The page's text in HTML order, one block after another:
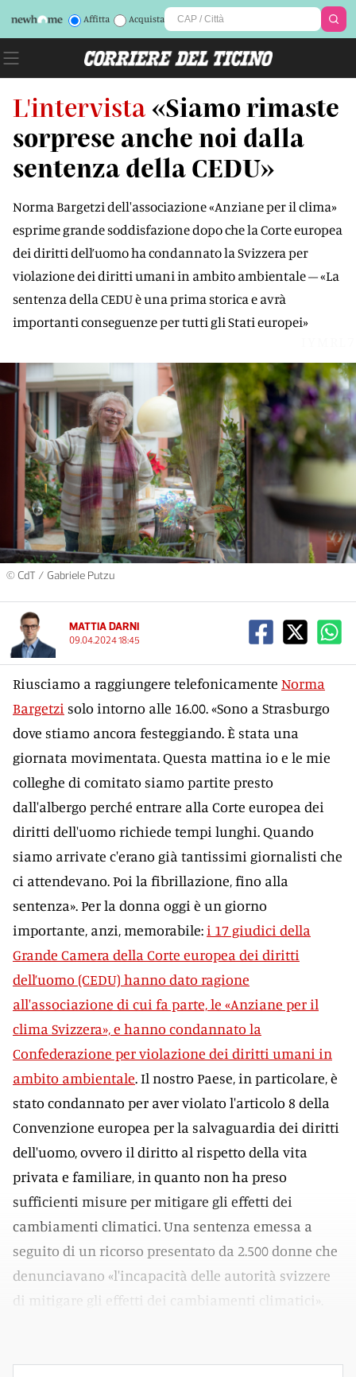
Affitta Acquista
L'intervista «Siamo rimaste
sorprese anche noi dalla
sentenza della CEDU»
Norma Bargetzi dell'associazione «Anziane per il clima»
esprime grande soddisfazione dopo che la Corte europea
dei diritti dell’uomo ha condannato la Svizzera per
violazione dei diritti umani in ambito ambientale – «La
sentenza della CEDU è una prima storica e avrà
importanti conseguenze per tutti gli Stati europei»
© CdT / Gabriele Putzu
MATTIA DARNI
09.04.2024 18:45
Riusciamo a raggiungere telefonicamente Norma
Bargetzi solo intorno alle 16.00. «Sono a Strasburgo
dove stiamo ancora festeggiando. È stata una
giornata movimentata. Questa mattina io e le mie
colleghe di comitato siamo partite presto
dall'albergo perché entrare alla Corte europea dei
diritti dell'uomo richiede tempi lunghi. Quando
siamo arrivate c'erano già tantissimi giornalisti che
ci attendevano. Poi la fibrillazione, fino alla
sentenza». Per la donna oggi è un giorno
importante, anzi, memorabile:i 17 giudici della
Grande Camera della Corte europea dei diritti
dell’uomo (CEDU) hanno dato ragione
all'associazione di cui fa parte, le «Anziane per il
clima Svizzera», e hanno condannato la
Confederazione per violazione dei diritti umani in
ambito ambientale. Il nostro Paese, in particolare, è
stato condannato per aver violato l'articolo 8 della
Convenzione europea per la salvaguardia dei diritti
dell'uomo, ovvero il diritto al rispetto della vita
privata e familiare, in quanto non ha preso
sufficienti misure per mitigare gli effetti dei
cambiamenti climatici. Una sentenza emessa a
seguito di un ricorso presentato da 2.500 donne che
denunciavano «l'incapacità delle autorità svizzere
di mitigare gli effetti dei cambiamenti climatici».